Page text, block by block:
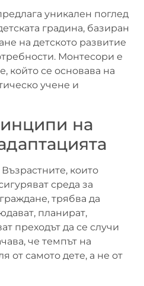
уникален поглед
градина, базиран
на детското развитие
Монтесори е
който се основава на
учене и
на
Възрастните, които
среда за
трябва да
планират,
преходът да се случи
че темпът на
от самото дете, а не от